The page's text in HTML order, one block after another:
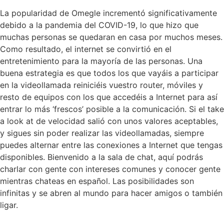
La popularidad de Omegle incrementó significativamente
debido a la pandemia del COVID-19, lo que hizo que
muchas personas se quedaran en casa por muchos meses.
Como resultado, el internet se convirtió en el
entretenimiento para la mayoría de las personas. Una
buena estrategia es que todos los que vayáis a participar
en la videollamada reiniciéis vuestro router, móviles y
resto de equipos con los que accedéis a Internet para así
entrar lo más ‘frescos’ posible a la comunicación. Si el take
a look at de velocidad salió con unos valores aceptables,
y sigues sin poder realizar las videollamadas, siempre
puedes alternar entre las conexiones a Internet que tengas
disponibles. Bienvenido a la sala de chat, aquí podrás
charlar con gente con intereses comunes y conocer gente
mientras chateas en español. Las posibilidades son
infinitas y se abren al mundo para hacer amigos o también
ligar.